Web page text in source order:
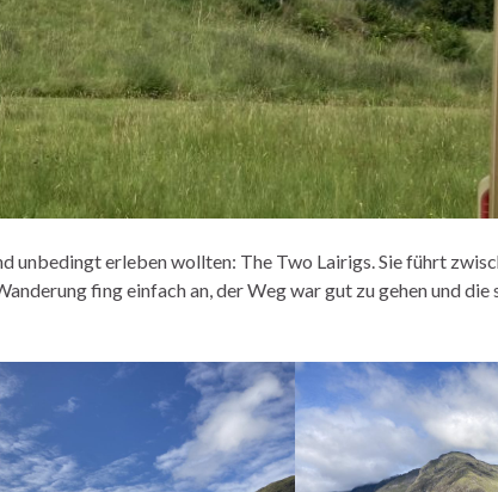
unbedingt erleben wollten: The Two Lairigs. Sie führt
fing einfach an, der Weg war gut zu gehen und